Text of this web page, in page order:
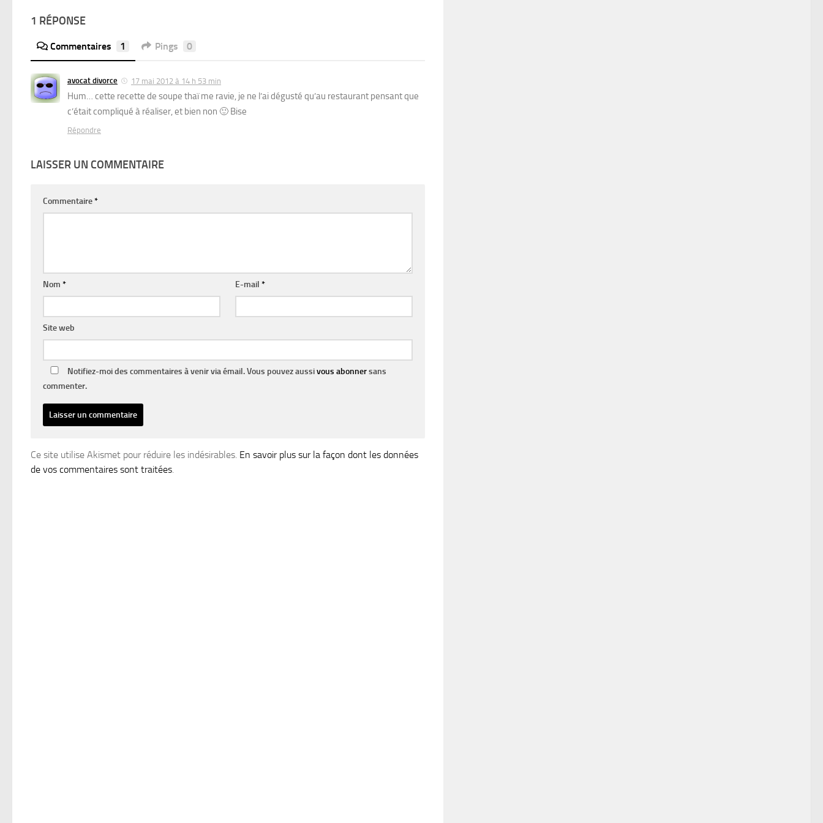
1 RÉPONSE
Commentaires 1 Pings 0
avocat divorce 17 mai 2012 à 14 h 53 min
Hum… cette recette de soupe thaï me ravie, je ne l’ai dégusté qu’au restaurant pensant que
c’était compliqué à réaliser, et bien non 🙂 Bise
Répondre
LAISSER UN COMMENTAIRE
Commentaire*
Nom * E-mail*
Site web
Notifiez-moi des commentaires à venir via émail. Vous pouvez aussivous abonnersans
commenter.
Ce site utilise Akismet pour réduire les indésirables. En savoir plus sur la façon dont les données
de vos commentaires sont traitées.